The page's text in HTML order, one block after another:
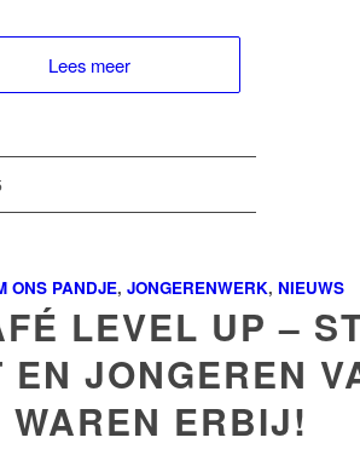
Lees meer
ONS PANDJE, JONGERENWERK, NIEUWS
LEVEL UP –
JONGEREN
WAREN ERBIJ!